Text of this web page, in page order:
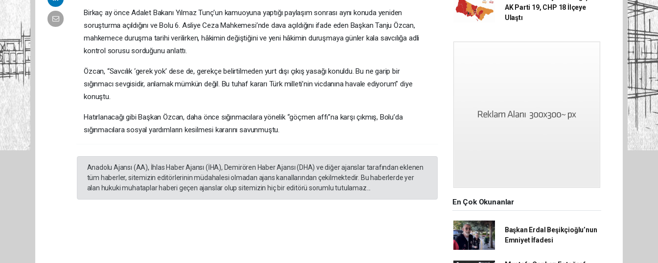
Birkaç ay önce Adalet Bakanı Yılmaz Tunç’un kamuoyuna yaptığı paylaşım sonrası aynı konuda yeniden
soruşturma açıldığını ve Bolu 6. Asliye Ceza Mahkemesi’nde dava açıldığını ifade eden Başkan Tanju Özcan,
mahkemece duruşma tarihi verilirken, hâkimin değiştiğini ve yeni hâkimin duruşmaya günler kala savcılığa adli
kontrol sorusu sorduğunu anlattı.
Özcan, “Savcılık ‘gerek yok’ dese de, gerekçe belirtilmeden yurt dışı çıkış yasağı konuldu. Bu ne garip bir
sığınmacı sevgisidir, anlamak mümkün değil. Bu tuhaf kararı Türk milleti’nin vicdanına havale ediyorum” diye
konuştu.
Hatırlanacağı gibi Başkan Özcan, daha önce sığınmacılara yönelik “göçmen affı”na karşı çıkmış, Bolu’da
sığınmacılara sosyal yardımların kesilmesi kararını savunmuştu.
Anadolu Ajansı (AA), İhlas Haber Ajansı (İHA), Demirören Haber Ajansı (DHA) ve diğer ajanslar tarafından eklenen
tüm haberler, sitemizin editörlerinin müdahalesi olmadan ajans kanallarından çekilmektedir. Bu haberlerde yer
alan hukuki muhataplar haberi geçen ajanslar olup sitemizin hiç bir editörü sorumlu tutulamaz...
AK Parti 19, CHP 18 İlçeye
Ulaştı
En Çok Okunanlar
Başkan Erdal Beşikçioğlu’nun
Emniyet İfadesi